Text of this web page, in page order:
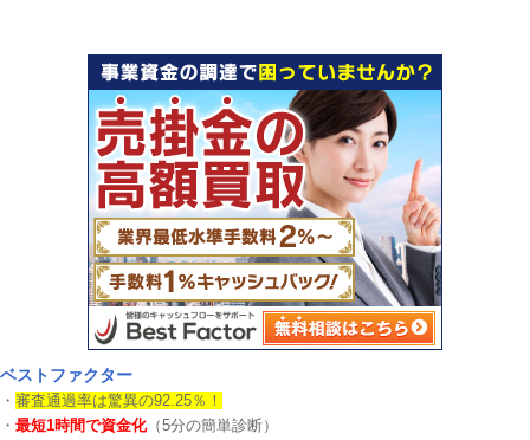
ベストファクター
・ 審査通過率は驚異の92.25％！
・ 最短1時間で資金化（5分の簡単診断）